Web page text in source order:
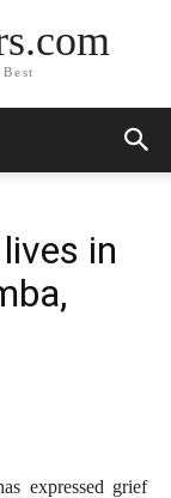
in
expressed grief